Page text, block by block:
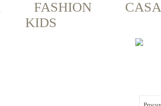
FASHION CASA
KIDS